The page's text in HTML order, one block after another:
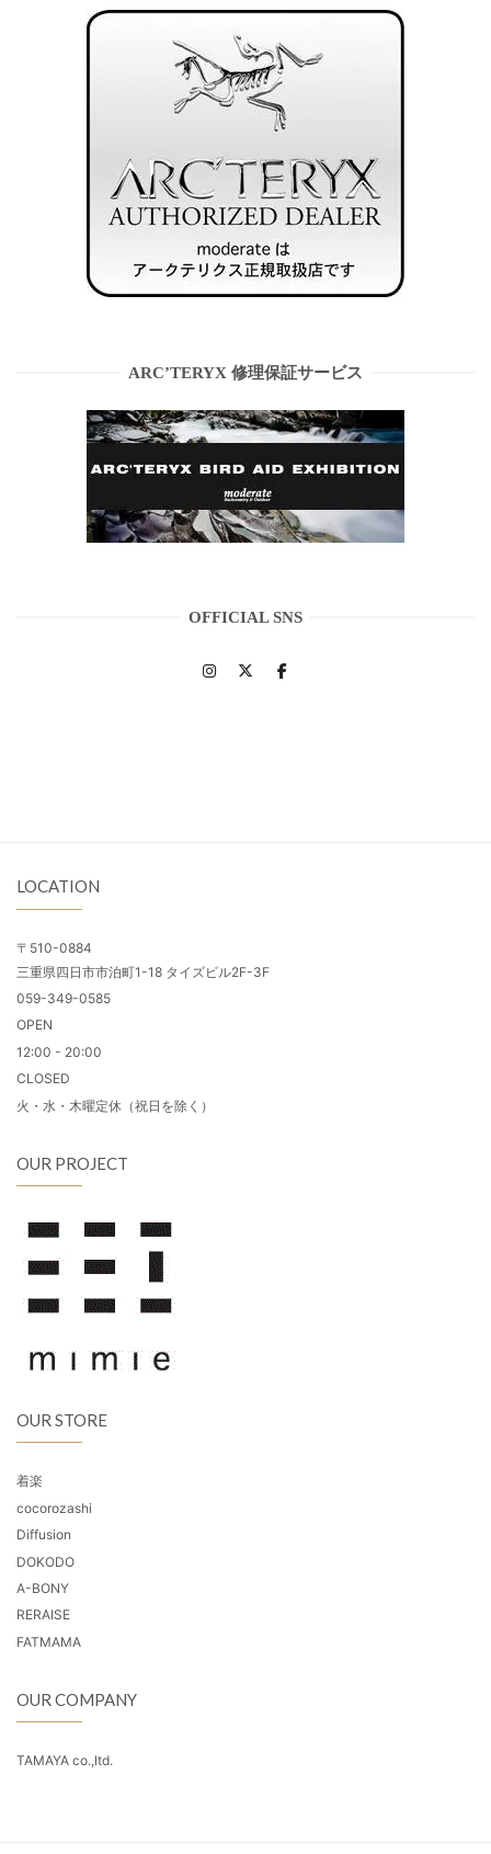
ARC’TERYX 修理保証サービス
OFFICIAL SNS
LOCATION
〒510-0884
三重県四日市市泊町1-18 タイズビル2F-3F
059-349-0585
OPEN
12:00 - 20:00
CLOSED
火・水・木曜定休（祝日を除く）
OUR PROJECT
OUR STORE
着楽
cocorozashi
Diffusion
DOKODO
A-BONY
RERAISE
FATMAMA
OUR COMPANY
TAMAYA co.,ltd.